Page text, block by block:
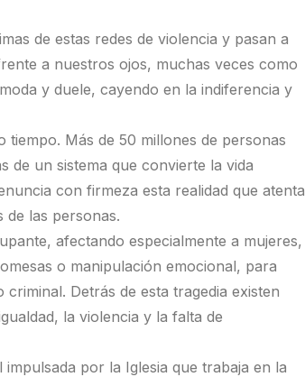
de estas redes de violencia y pasan a
a nuestros ojos, muchas veces como
y duele, cayendo en la indiferencia y
tiempo. Más de 50 millones de personas
de un sistema que convierte la vida
con firmeza esta realidad que atenta
de las personas.
afectando especialmente a mujeres,
o manipulación emocional, para
Detrás de esta tragedia existen
la violencia y la falta de
por la Iglesia que trabaja en la